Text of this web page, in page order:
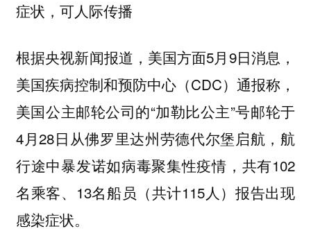
症状，可人际传播
根据央视新闻报道，美国方面5月9日消息，
美国疾病控制和预防中心（CDC）通报称，
美国公主邮轮公司的“加勒比公主”号邮轮于
4月28日从佛罗里达州劳德代尔堡启航，航
行途中暴发诺如病毒聚集性疫情，共有102
名乘客、13名船员（共计115人）报告出现
感染症状。